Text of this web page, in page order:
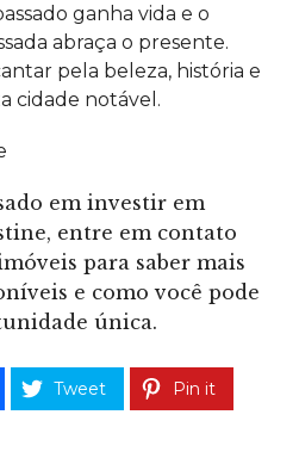
ganha vida e o
abraça o presente.
pela beleza, história e
cidade notável.
em investir em
entre em contato
para saber mais
e como você pode
única.
Tweet Pin it